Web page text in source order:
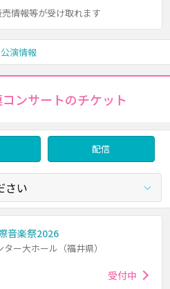
情報等が受け取れます
公演情報
ンサートのチケット
配信
音楽祭2026
ー大ホール（福井県）
受付中